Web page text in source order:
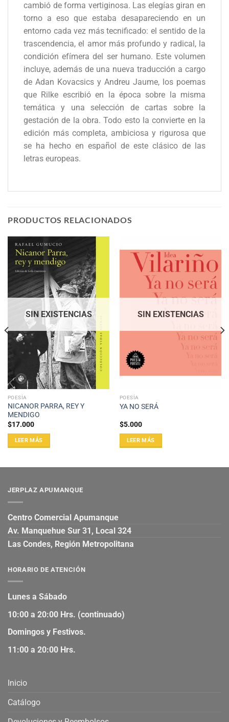
cambió de forma vertiginosa. Las elegías giran en
torno a eso que estaba desapareciendo en un
entorno cada vez más tecnificado: el sentido de la
trascendencia, el amor más profundo y radical, la
condición efímera del ser humano. Este volumen
incluye, además de una nueva traducción a cargo
de Adan Kovacsics y Andreu Jaume, los poemas
que Rilke escribió en la época sobre la misma
temática y una selección de cartas sobre la
gestación de la obra. Todo esto la convierte en la
edición más completa, ambiciosa y rigurosa que
se ha hecho en español de este clásico de las
letras europeas.
PRODUCTOS RELACIONADOS
SIN EXISTENCIAS
POESÍA
NICANOR PARRA, REY Y
MENDIGO
$17.000
LEER MÁS
SIN EXISTENCIAS
POESÍA
YA NO SERÁ
$5.000
LEER MÁS
JERPLAZ APUMANQUE
Centro Comercial Apumanque
Av. Manquehue Sur 31, Local 324
Las Condes, Región Metropolitana
HORARIO DE ATENCIÓN
Lunes a Sábado
10:00 a 20:00 Hrs. (continuado)
Domingos y Festivos.
11:00 a 20:00 Hrs.
Inicio
Catálogo